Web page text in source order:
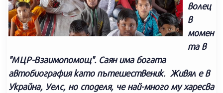
волец
в
момен
та в
"МЦР-Взаимопомощ". Саян има богата
автобиография като пътешественик. Живял е в
Украйна, Уелс, но споделя, че най-много му харесва